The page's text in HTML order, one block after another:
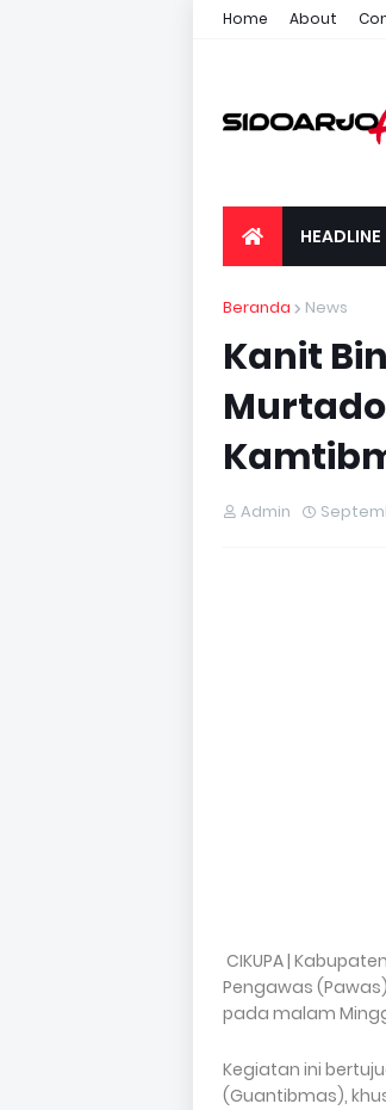
Home About
HEADLINE
Beranda News
Kanit
Admin
CIKUPA |
Pengawas
pada malam
Kegiatan ini
(Guantibmas),